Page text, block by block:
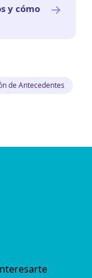
y cómo
→
de Antecedentes